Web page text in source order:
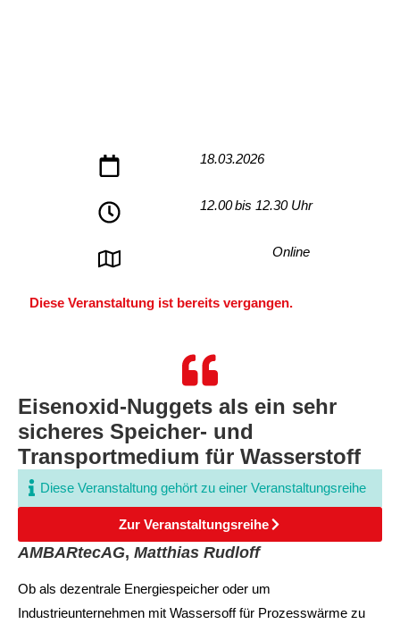
18.03.2026
12.00bis 12.30 Uhr
Online
Diese Veranstaltung ist bereits vergangen.
Eisenoxid-Nuggets als ein sehr
sicheres Speicher- und
Transportmedium für Wasserstoff
Diese Veranstaltung gehört zu einer Veranstaltungsreihe
Zur Veranstaltungsreihe
AMBARtecAG, Matthias Rudloff
Ob als dezentrale Energiespeicher oder um
Industrieunternehmen mit Wassersoff für Prozesswärme zu